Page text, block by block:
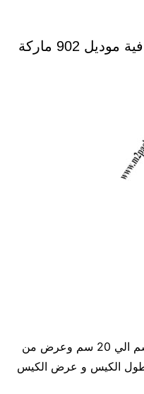
مكينة تعبئة و تغليف النسكافية موديل 902 ماركة
حجم الكيس طول الكيس من 5 سم الي 20 سم وعرض من
طول الكيس و عرض الكيس